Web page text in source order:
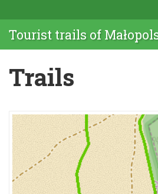
Tourist trails of
Trails